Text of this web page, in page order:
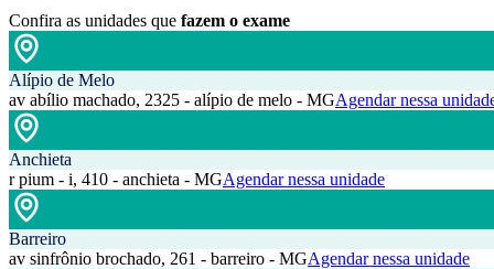
Confira as unidades que fazem o exame
Alípio de Melo
av abílio machado, 2325 - alípio de melo - MGAgendar nessa
Anchieta
r pium - i, 410 - anchieta - MGAgendar nessa unidade
Barreiro
av sinfrônio brochado, 261 - barreiro - MGAgendar nessa unidade